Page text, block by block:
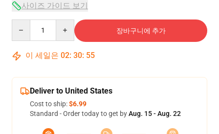
사이즈 가이드 보기
장바구니에 추가
이 세일은 02: 30: 55
Deliver to United States
Cost to ship:$6.99
Standard - Order today to get byAug. 15 - Aug. 22